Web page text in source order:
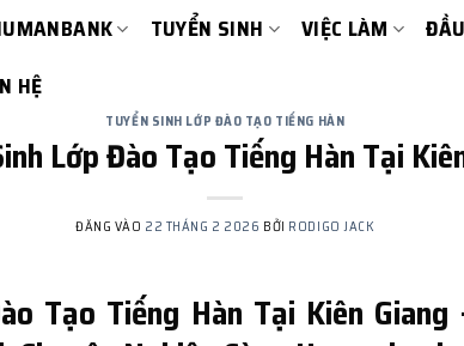
TUYỂN SINH VIỆC LÀM
HỆ
TUYỂN SINH LỚP ĐÀO TẠO TIẾNG HÀN
Lớp Đào Tạo Tiếng Hàn Tại
ĐĂNG VÀO 22 THÁNG 2 2026 BỞI RODIGO JACK
Tạo Tiếng Hàn Tại Kiên